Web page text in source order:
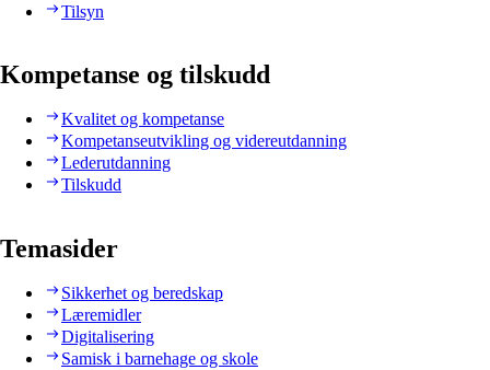
Tilsyn
Kompetanse og tilskudd
Kvalitet og kompetanse
Kompetanseutvikling og videreutdanning
Lederutdanning
Tilskudd
Temasider
Sikkerhet og beredskap
Læremidler
Digitalisering
Samisk i barnehage og skole